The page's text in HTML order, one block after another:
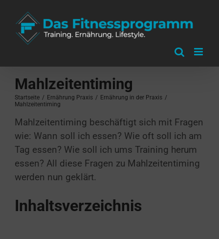
springen
Mahlzeitentiming
Startseite / Ernährung Praxis / Ernährung in der Praxis /
Mahlzeitentiming
Mahlzeitentiming beschäftigt sich mit Fragen
wie: Wann soll ich essen? Wie oft soll ich am
Tag essen? Wie soll ich ums Training herum
essen? All diese Fragen zu Mahlzeitentiming
werden nun geklärt.
Inhaltsverzeichnis